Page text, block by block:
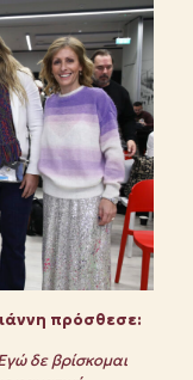
πρόσθεσε:
δε βρίσκομαι